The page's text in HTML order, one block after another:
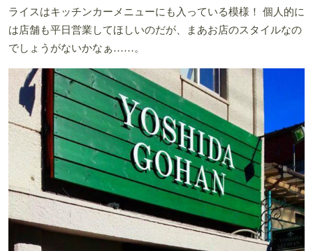
ライスはキッチンカーメニューにも入っている模様！ 個人的に
は店舗も平日営業してほしいのだが、まあお店のスタイルなの
でしょうがないかなぁ……。